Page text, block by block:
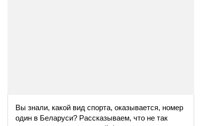
Вы знали, какой вид спорта, оказывается, номер
один в Беларуси? Рассказываем, что не так